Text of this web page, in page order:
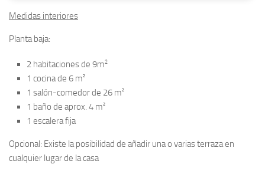
Medidas interiores
Planta baja:
2 habitaciones de 9m2
1 cocina de 6 m²
1 salón-comedor de 26 m²
1 baño de aprox. 4 m²
1 escalera fija
Opcional: Existe la posibilidad de añadir una o varias terraza en
cualquier lugar de la casa